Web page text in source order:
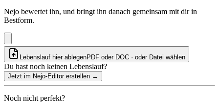
Nejo bewertet ihn, und bringt ihn danach gemeinsam mit dir in
Bestform.
Lebenslauf hier ablegenPDF oder DOC · oder Datei wählen
Du hast noch keinen Lebenslauf?
Jetzt im Nejo-Editor erstellen →
Noch nicht perfekt?